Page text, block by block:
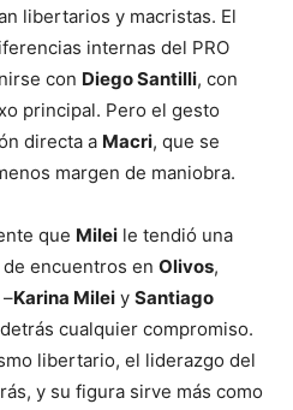
libertarios y macristas. El
internas del PRO
con Diego Santilli, con
principal. Pero el gesto
directa a Macri, que se
margen de maniobra.
que Milei le tendió una
encuentros en Olivos,
Karina Milei y Santiago
cualquier compromiso.
libertario, el liderazgo del
y su figura sirve más como